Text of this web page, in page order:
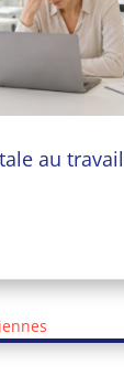
au travail